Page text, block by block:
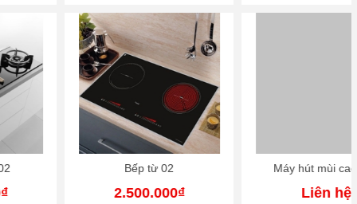
2.500.000₫
Máy hút mùi cao cấp